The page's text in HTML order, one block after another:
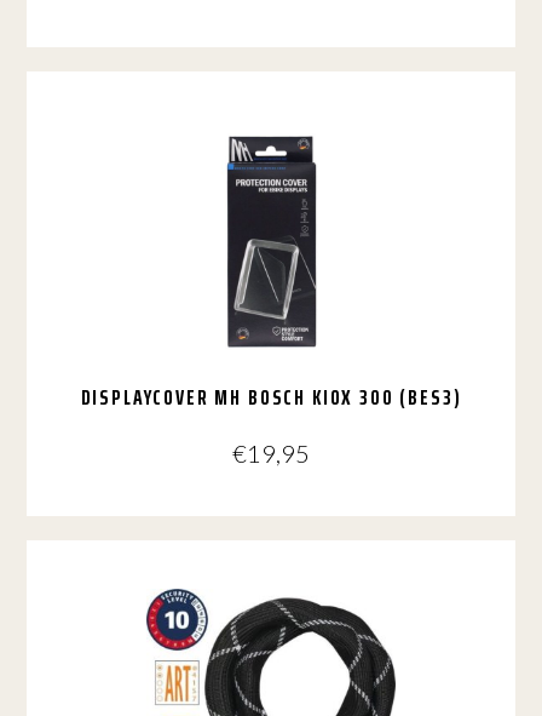
DISPLAYCOVER MH BOSCH KIOX 300 (BES3)
€19,95